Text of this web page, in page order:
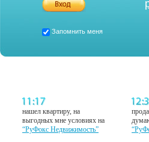
Запомнить меня
нашел квартиру, на
выгодных мне условиях на
“РуФокс Недвижимость”